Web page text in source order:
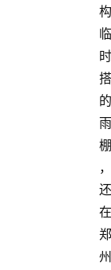
构
临
时
搭
的
雨
棚
，
还
在
郑
州